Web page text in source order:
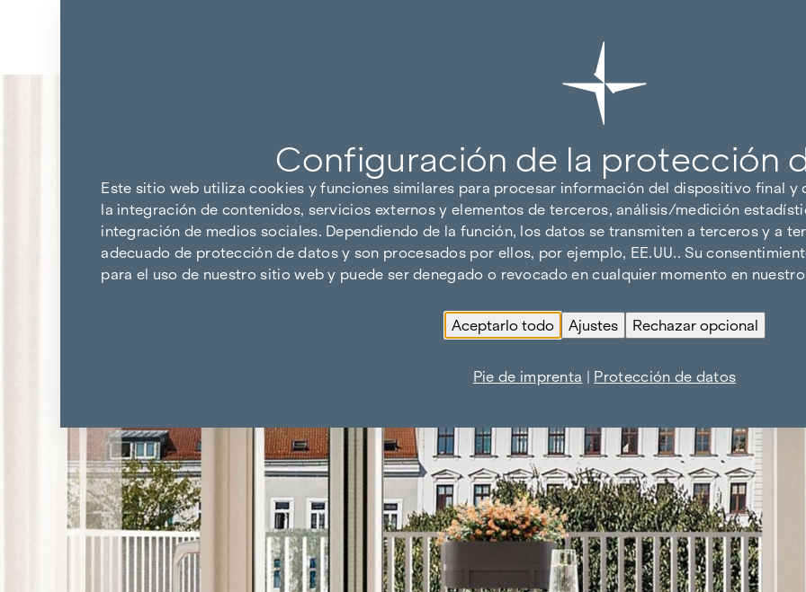
Configuración de la protección
Este sitio web utiliza cookies y funciones similares para procesar información del dispositivo final y
la integración de contenidos, servicios externos y elementos de terceros, análisis/medición
integración de medios sociales. Dependiendo de la función, los datos se transmiten a terceros y a
adecuado de protección de datos y son procesados por ellos, por ejemplo, EE.UU.. Su
para el uso de nuestro sitio web y puede ser denegado o revocado en cualquier momento en
Aceptarlo todo Ajustes Rechazar opcional
Pie de imprenta | Protección de datos